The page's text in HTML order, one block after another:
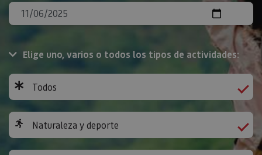
Elige uno, varios o todos los tipos de actividades:
Todos
Naturaleza y deporte